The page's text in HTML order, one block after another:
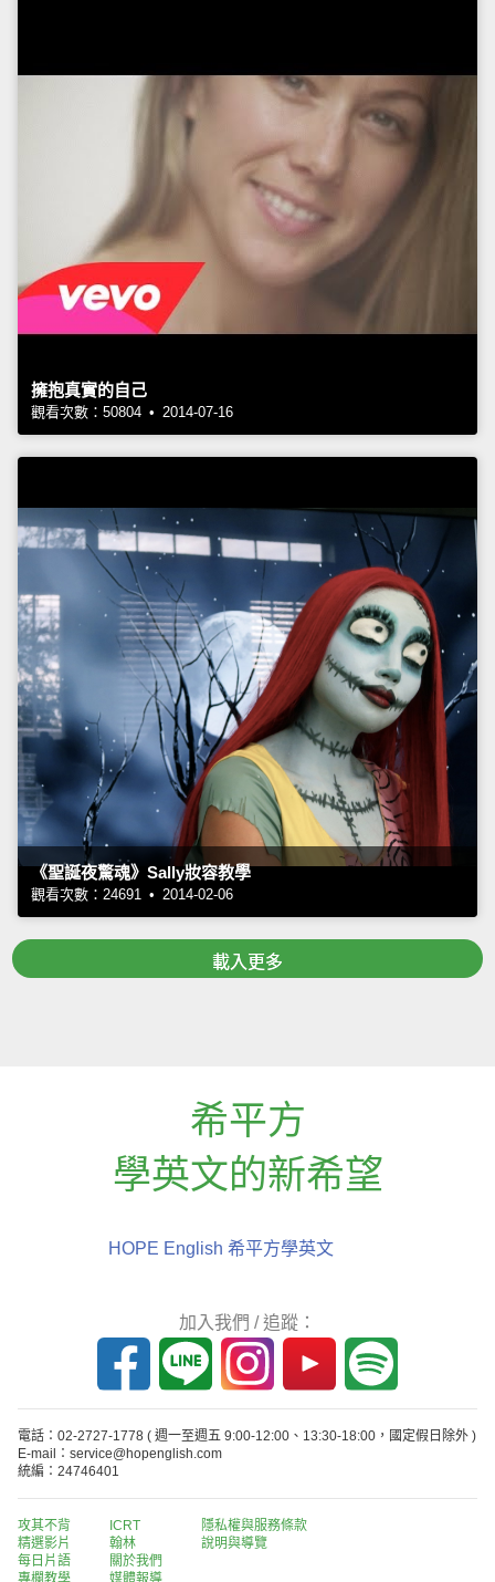
擁抱真實的自己
觀看次數：50804 • 2014-07-16
《聖誕夜驚魂》Sally妝容教學
觀看次數：24691 • 2014-02-06
載入更多
希平方
學英文的新希望
HOPE English 希平方學英文
加入我們 / 追蹤：
電話：02-2727-1778 ( 週一至週五 9:00-12:00、13:30-18:00，國定假日除外 )
E-mail：service@hopenglish.com
統編：24746401
攻其不背
精選影片
每日片語
專欄教學
ICRT
翰林
關於我們
媒體報導
隱私權與服務條款
說明與導覽